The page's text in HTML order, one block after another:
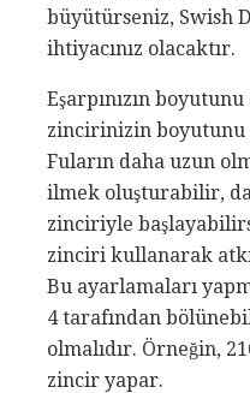
büyütürseniz, Swish
ihtiyacınız olacaktır.
Eşarpınızın
zincirinizin boyutunu
Fuların daha uzun
ilmek oluşturabilir,
zinciriyle
zinciri kullanarak
Bu ayarlamaları
4 tarafından
olmalıdır. Örneğin,
zincir yapar.